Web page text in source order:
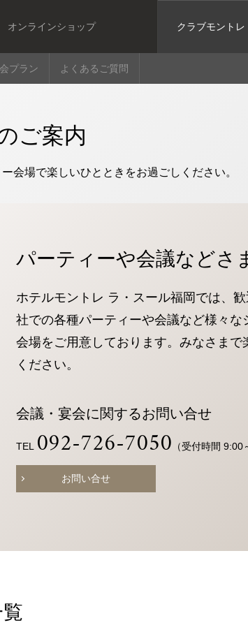
オンラインショップ クラブモントレ
プラン よくあるご質問
ご案内
会場で楽しいひとときをお過ごしください。
パーティーや会議などさ
ホテルモントレ ラ・スール福岡では、
社での各種パーティーや会議など様々な
会場をご用意しております。みなさまで
ください。
会議・宴会に関するお問い合せ
TEL 092-726-7050 （受付時間 9:00
お問い合せ
ファ
イス
ブッ
ク
泊検索 新幹線・JR＋宿
ンセル